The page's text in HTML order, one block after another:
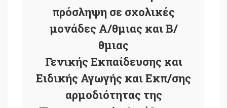
πρόσληψη σε σχολικές
μονάδες Α/θμιας και Β/
θμιας
Γενικής Εκπαίδευσης και
Ειδικής Αγωγής και Εκπ/σης
αρμοδιότητας της